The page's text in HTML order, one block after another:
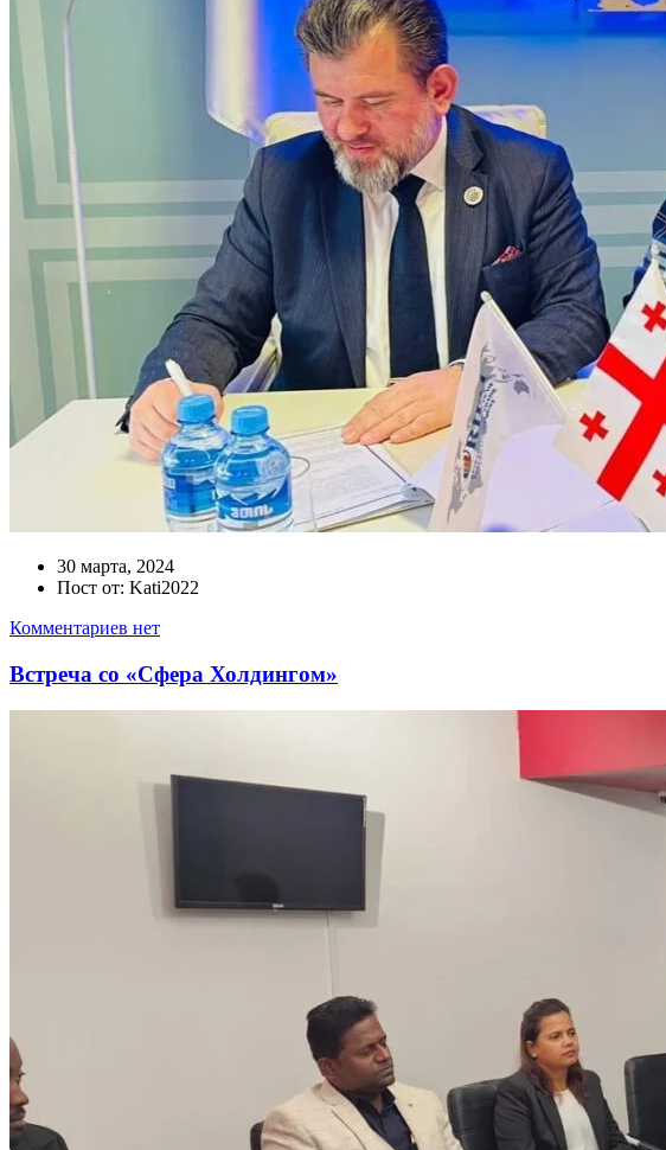
30 марта, 2024
Пост от: Kati2022
Комментариев нет
Встреча со «Сфера Холдингом»